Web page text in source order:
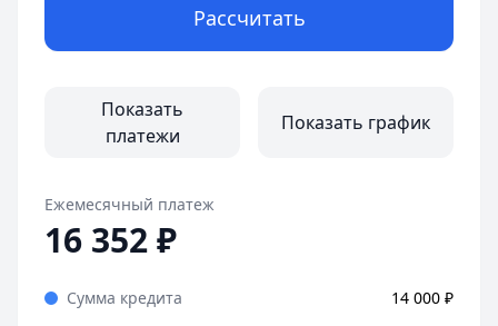
Рассчитать
Показать
платежи
Показать график
Ежемесячный платеж
16 352₽
Сумма кредита 14 000 ₽